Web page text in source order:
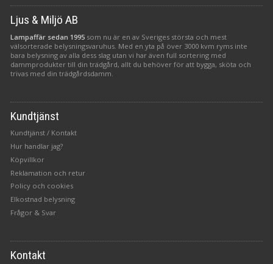
Ljus & Miljö AB
Lampaffär sedan 1995 som nu är en av Sveriges största och mest
välsorterade belysningsvaruhus. Med en yta på över 3000 kvm ryms inte
bara belysning av alla dess slag utan vi har även full sortering med
dammprodukter till din trädgård, allt du behöver för att bygga, sköta och
trivas med din trädgårdsdamm.
Kundtjänst
Kundtjänst / Kontakt
Hur handlar jag?
Köpvillkor
Reklamation och retur
Policy och cookies
Elkostnad belysning
Frågor & Svar
Kontakt